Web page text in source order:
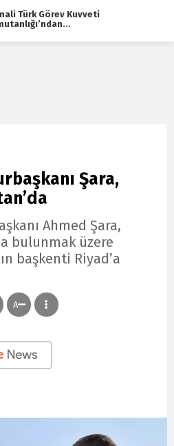
BIST 13.678,63
Türk Görev Kuvveti
Şara,
Ahmed Şara,
bulunmak üzere
başkenti Riyad’a
A